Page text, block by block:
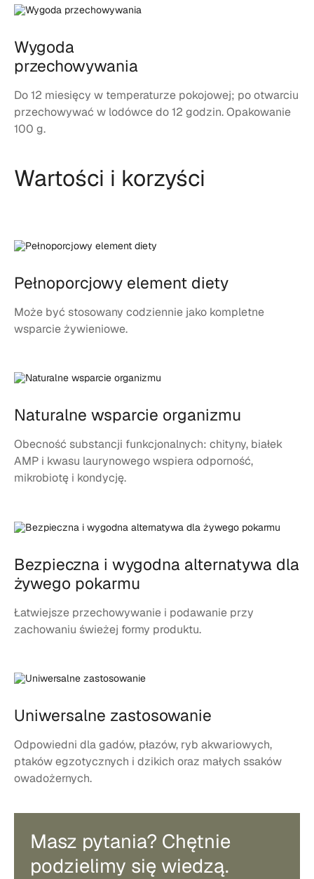
Wygoda
przechowywania
Do 12 miesięcy w temperaturze pokojowej; po otwarciu
przechowywać w lodówce do 12 godzin. Opakowanie
100 g.
Wartości i korzyści
Pełnoporcjowy element diety
Może być stosowany codziennie jako kompletne
wsparcie żywieniowe.
Naturalne wsparcie organizmu
Obecność substancji funkcjonalnych: chityny, białek
AMP i kwasu laurynowego wspiera odporność,
mikrobiotę i kondycję.
Bezpieczna i wygodna alternatywa dla
żywego pokarmu
Łatwiejsze przechowywanie i podawanie przy
zachowaniu świeżej formy produktu.
Uniwersalne zastosowanie
Odpowiedni dla gadów, płazów, ryb akwariowych,
ptaków egzotycznych i dzikich oraz małych ssaków
owadożernych.
Masz pytania? Chętnie
podzielimy się wiedzą.